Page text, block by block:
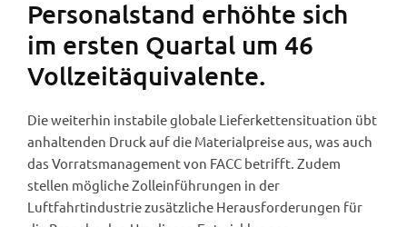
Personalstand erhöhte sich
im ersten Quartal um 46
Vollzeitäquivalente.
Die weiterhin instabile globale Lieferkettensituation übt
anhaltenden Druck auf die Materialpreise aus, was auch
das Vorratsmanagement von FACC betrifft. Zudem
stellen mögliche Zolleinführungen in der
Luftfahrtindustrie zusätzliche Herausforderungen für